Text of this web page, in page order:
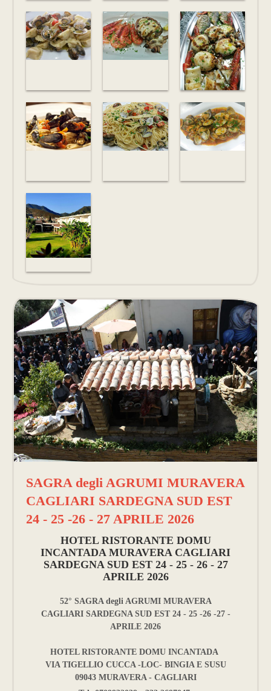
SAGRA degli AGRUMI MURAVERA
CAGLIARI SARDEGNA SUD EST
24 - 25 -26 - 27 APRILE 2026
HOTEL RISTORANTE DOMU
INCANTADA MURAVERA CAGLIARI
SARDEGNA SUD EST 24 - 25 - 26 - 27
APRILE 2026
52° SAGRA degli AGRUMI MURAVERA
CAGLIARI SARDEGNA SUD EST 24 - 25 -26 -27 -
APRILE 2026
HOTEL RISTORANTE DOMU INCANTADA
VIA TIGELLIO CUCCA -LOC- BINGIA E SUSU
09043 MURAVERA - CAGLIARI